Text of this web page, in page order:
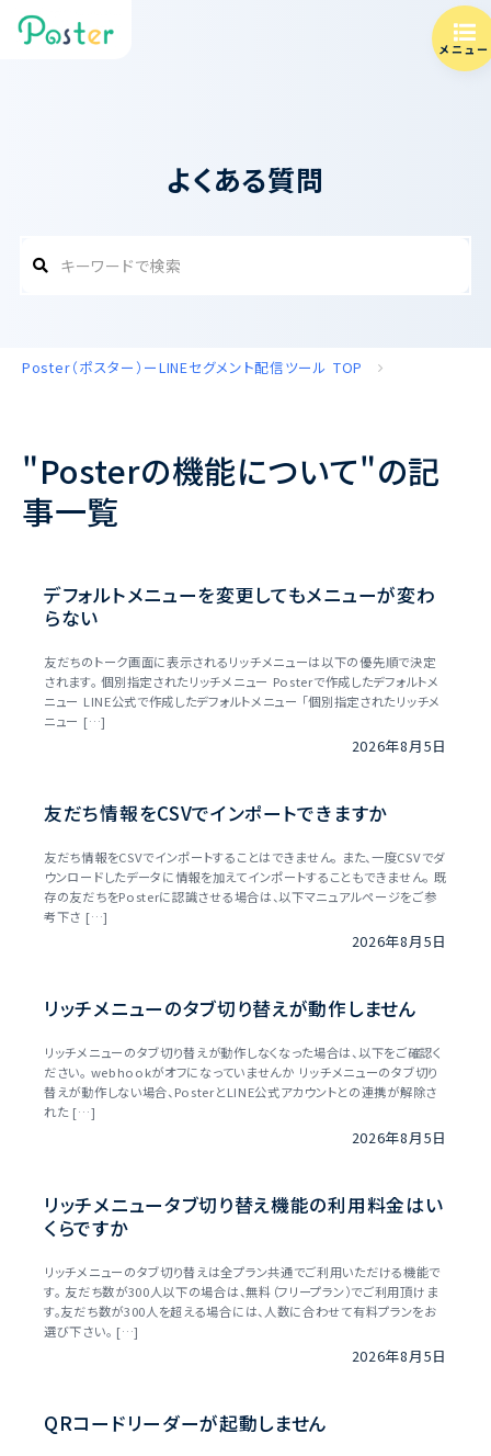
メニュー
よくある質問
Poster（ポスター）ーLINEセグメント配信ツール TOP
"Posterの機能について"の記
事一覧
デフォルトメニューを変更してもメニューが変わ
らない
友だちのトーク画面に表示されるリッチメニューは以下の優先順で決定
されます。 個別指定されたリッチメニュー Posterで作成したデフォルトメ
ニュー LINE公式で作成したデフォルトメニュー 「個別指定されたリッチメ
ニュー […]
2026年8月5日
友だち情報をCSVでインポートできますか
友だち情報をCSVでインポートすることはできません。 また、一度CSVでダ
ウンロードしたデータに情報を加えてインポートすることもできません。 既
存の友だちをPosterに認識させる場合は、以下マニュアルページをご参
考下さ […]
2026年8月5日
リッチメニューのタブ切り替えが動作しません
リッチメニューのタブ切り替えが動作しなくなった場合は、以下をご確認く
ださい。 webhookがオフになっていませんか リッチメニューのタブ切り
替えが動作しない場合、PosterとLINE公式アカウントとの連携が解除さ
れた […]
2026年8月5日
リッチメニュータブ切り替え機能の利用料金はい
くらですか
リッチメニューのタブ切り替えは全プラン共通でご利用いただける機能で
す。 友だち数が300人以下の場合は、無料（フリープラン）でご利用頂けま
す。友だち数が300人を超える場合には、人数に合わせて有料プランをお
選び下さい。 […]
2026年8月5日
QRコードリーダーが起動しません